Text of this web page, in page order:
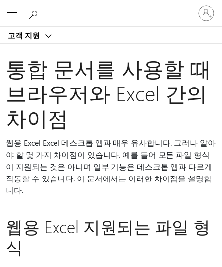
고객 지원
귀
하
계
통합 문서를 사용할 때
브라우저와 Excel 간의
차이점
웹용 Excel Excel 데스크톱 앱과 매우 유사합니다. 그러나 알아
야 할 몇 가지 차이점이 있습니다. 예를 들어 모든 파일 형식
이 지원되는 것은 아니며 일부 기능은 데스크톱 앱과 다르게
작동할 수 있습니다. 이 문서에서는 이러한 차이점을 설명합
니다.
웹용 Excel 지원되는 파일 형
식